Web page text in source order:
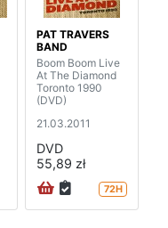
PAT TRAVERS
BAND
Boom Boom Live
At The Diamond
Toronto 1990
(DVD)
21.03.2011
DVD
55,89 zł
72H